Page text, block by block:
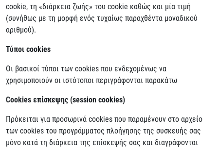
cookie, τη «διάρκεια ζωής» του cookie καθώς και μία τιμή
(συνήθως με τη μορφή ενός τυχαίως παραχθέντα μοναδικού
αριθμού).
Τύποι cookies
Οι βασικοί τύποι των cookies που ενδεχομένως να
χρησιμοποιούν οι ιστότοποι περιγράφονται παρακάτω
Cookies επίσκεψης (session cookies)
Πρόκειται για προσωρινά cookies που παραμένουν στο αρχείο
των cookies του προγράμματος πλοήγησης της συσκευής σας
μόνο κατά τη διάρκεια της επίσκεψής σας και διαγράφονται